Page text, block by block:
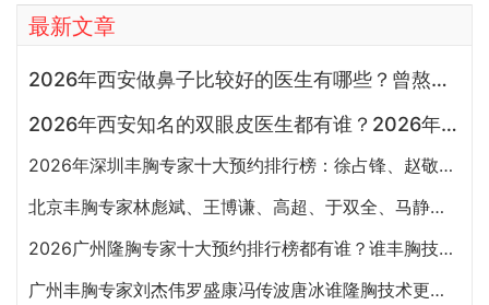
最新文章
2026年西安做鼻子比较好的医生有哪些？曾熬、霍玉旺、房志强、蒋立、刘宝军哪个更好？
2026年西安知名的双眼皮医生都有谁？2026年西安双眼皮专家预约排行榜大全
2026年深圳丰胸专家十大预约排行榜：徐占锋、赵敬国、刘月更、罗志敏、廖祥钧、唐新辉谁隆胸技术好
北京丰胸专家林彪斌、王博谦、高超、于双全、马静谁做隆胸效果更好?
2026广州隆胸专家十大预约排行榜都有谁？谁丰胸技术好？
广州丰胸专家刘杰伟罗盛康冯传波唐冰谁隆胸技术更好？